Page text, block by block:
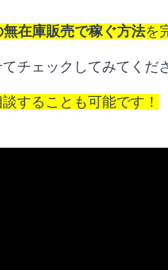
無在庫販売で稼ぐ方法を
チェックしてみてくだ
することも可能です！